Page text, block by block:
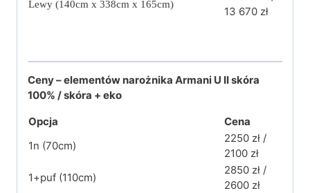
Lewy (140cm x 338cm x 165cm)
13 670 zł
Ceny – elementów narożnika Armani U II skóra
100% / skóra + eko
Opcja
Cena
1n (70cm)
2250 zł /
2100 zł
1+puf (110cm)
2850 zł /
2600 zł